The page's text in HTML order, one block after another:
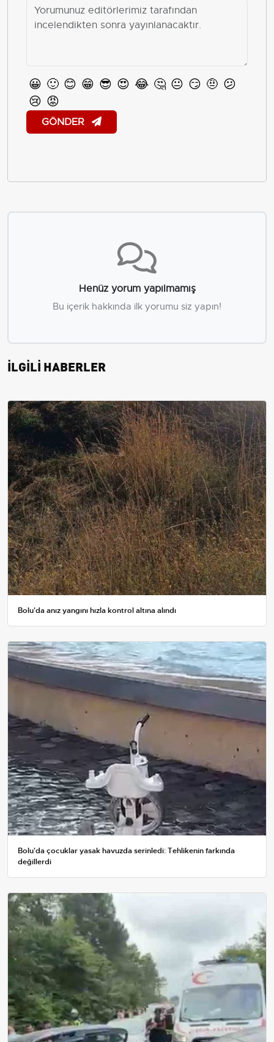
😀 🙂 😊 😁 😎 😍 😂 🤔 😐 😏 🤨 😕
😢 😡
GÖNDER
Henüz yorum yapılmamış
Bu içerik hakkında ilk yorumu siz yapın!
İLGİLİ HABERLER
Bolu'da anız yangını hızla kontrol altına alındı
Bolu'da çocuklar yasak havuzda serinledi: Tehlikenin farkında
değillerdi